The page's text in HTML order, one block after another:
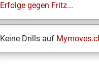
Erfolge gegen Fritz...
Keine Drills auf